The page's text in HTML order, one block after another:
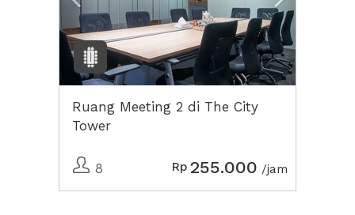
Ruang Meeting 2 di The City
Tower
8 Rp 255.000 /jam